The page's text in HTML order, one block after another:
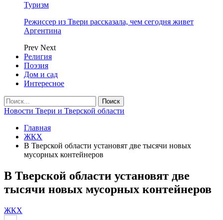
Туризм
Режиссер из Твери рассказала, чем сегодня живет
Аргентина
Prev Next
Религия
Поэзия
Дом и сад
Интересное
Новости Твери и Тверской области
Главная
ЖКХ
В Тверской области установят две тысячи новых
мусорных контейнеров
В Тверской области установят две
тысячи новых мусорных контейнеров
ЖКХ